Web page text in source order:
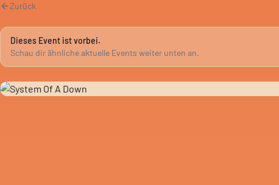
Zurück
Dieses Event ist vorbei.
Schau dir ähnliche aktuelle Events weiter unten an.